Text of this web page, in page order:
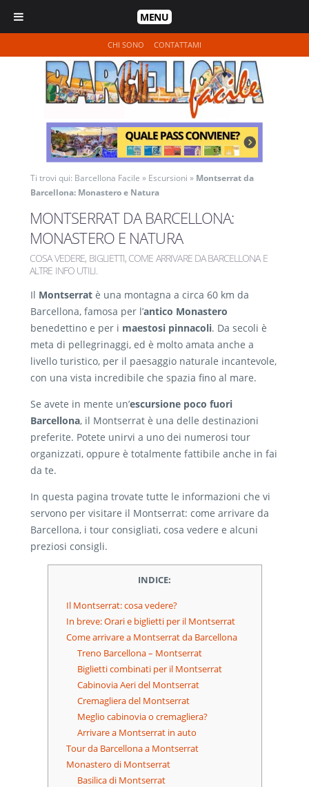
MENU
CHI SONO CONTATTAMI
Ti trovi qui: Barcellona Facile » Escursioni » Montserrat da
Barcellona: Monastero e Natura
MONTSERRAT DA BARCELLONA:
MONASTERO E NATURA
COSA VEDERE, BIGLIETTI, COME ARRIVARE DA BARCELLONA E
ALTRE INFO UTILI.
Il Montserrat è una montagna a circa 60 km da
Barcellona, famosa per l’antico Monastero
benedettino e per i maestosi pinnacoli. Da secoli è
meta di pellegrinaggi, ed è molto amata anche a
livello turistico, per il paesaggio naturale incantevole,
con una vista incredibile che spazia fino al mare.
Se avete in mente un’escursione poco fuori
Barcellona, il Montserrat è una delle destinazioni
preferite. Potete unirvi a uno dei numerosi tour
organizzati, oppure è totalmente fattibile anche in fai
da te.
In questa pagina trovate tutte le informazioni che vi
servono per visitare il Montserrat: come arrivare da
Barcellona, i tour consigliati, cosa vedere e alcuni
preziosi consigli.
INDICE:
Il Montserrat: cosa vedere?
In breve: Orari e biglietti per il Montserrat
Come arrivare a Montserrat da Barcellona
Treno Barcellona – Montserrat
Biglietti combinati per il Montserrat
Cabinovia Aeri del Montserrat
Cremagliera del Montserrat
Meglio cabinovia o cremagliera?
Arrivare a Montserrat in auto
Tour da Barcellona a Montserrat
Monastero di Montserrat
Basilica di Montserrat